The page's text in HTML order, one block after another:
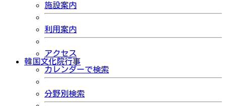
施設案内
利用案内
アクセス
韓国文化院行事
カレンダーで検索
分野別検索